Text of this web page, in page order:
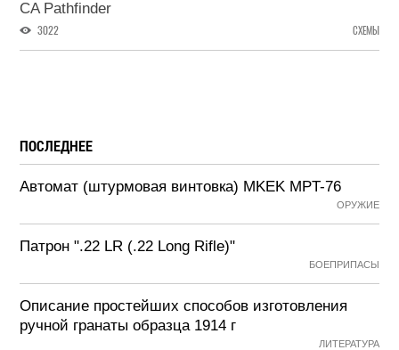
CA Pathfinder
3022 СХЕМЫ
ПОСЛЕДНЕЕ
Автомат (штурмовая винтовка) MKEK MPT-76
ОРУЖИЕ
Патрон ".22 LR (.22 Long Rifle)"
БОЕПРИПАСЫ
Описание простейших способов изготовления
ручной гранаты образца 1914 г
ЛИТЕРАТУРА